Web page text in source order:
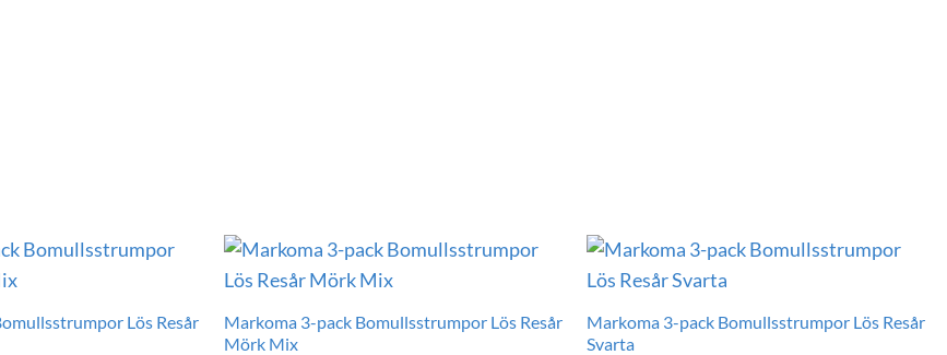
Lös Resår
Markoma 3-pack Bomullsstrumpor Lös Resår
Mörk Mix
Markoma 3-pack Bomullsstrumpor Lös Resår
Svarta